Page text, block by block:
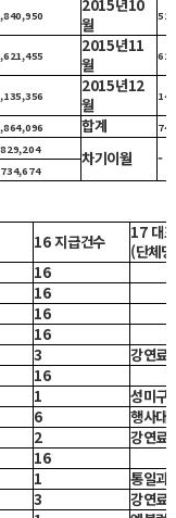
2015년10
월
2015년11
월
2015년12
월
합계
차기이월 -
16 지급건수
17 대
(단체
16
16
16
16
3
강연료
16
1
성미구
6
행사대
2
강연료
16
1
통일과
3
강연료